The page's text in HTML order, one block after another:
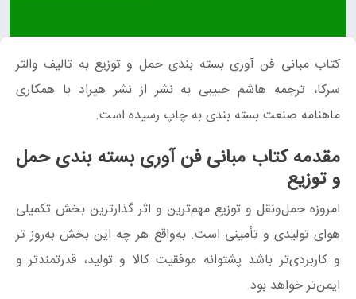
کتاب مبانی فن آوری بسته بندی حمل و توزیع به تالیف والتر
سرکا، ترجمه هاشم حبیبی به نشر از نشر هیراد با همکاری
ماهنامه صنعت بسته بندی به چاپ رسیده است.
مقدمه کتاب مبانی فن آوری بسته بندی حمل
و توزیع
امروزه حمل‌ونقل و توزیع مهم‌ترین و اثر گذارترین بخش تکمیلی
هوای تولیدی و تأمینی است. به‌واقع هر چه این بخش به‌روز تر
و کاربردی‌تر باشد پشتوانه موفقیت کالا و تولید، قدرتمندتر و
ایمن‌تر خواهد بود.